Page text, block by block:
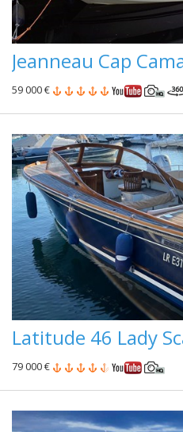
Jeanneau Cap
59 000 €
Latitude 46 Lady
79 000 €